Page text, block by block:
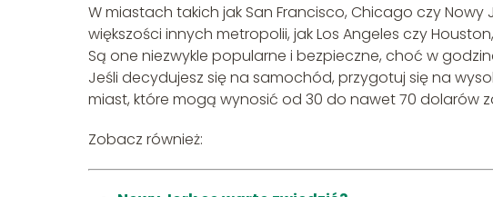
W miastach takich jak San Francisco, Chicago czy Nowy
większości innych metropolii, jak Los Angeles czy
Są one niezwykle popularne i bezpieczne, choć w
Jeśli decydujesz się na samochód, przygotuj się na
miast, które mogą wynosić od 30 do nawet 70 dolarów
Zobacz również: